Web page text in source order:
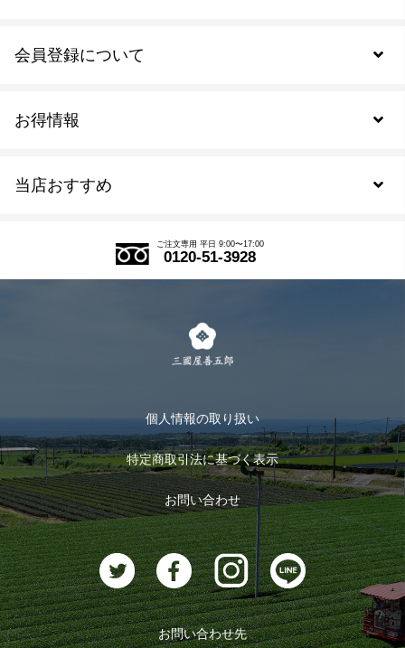
当店おすすめ
式部の香りシリーズ
お茶のギフト
おすすめのお茶
お茶に合うスイーツ
お得情報
会員登録について
会員規約について
ログイン
ログアウト
ご注文専用 平日 9:00〜17:00
0120-51-3928
個人情報の取り扱い
特定商取引法に基づく表示
お問い合わせ
お問い合わせ先